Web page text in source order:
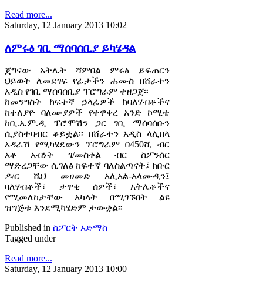
Read more...
Saturday, 12 January 2013 10:02
ለምሩፅ ገቢ ማሰባሰቢያ ይካሄዳል
ጀግናው አትሌት ሻምበል ምሩፅ ይፍጠርን
ህይወት ለመደገፍ የፊታችን ሐሙስ በሸራተን
አዲስ የገቢ ማሰባሰቢያ ፕሮግራም ተዘጋጀ፡፡
ከመንግስት ከፍተኛ ኃላፊዎች ከባለሃብቶችና
ከተለያዮ ባለሙያዎች የተዋቀረ አንድ ኮሚቴ
ከቢ.ኤም.ዲ ፕሮሞሽን ጋር ገቢ ማሰባሰቡን
ሲያስተባብር ቆይቷል፡፡ በሸራተን አዲስ ላሊበላ
አዳራሽ የሚካሄደውን ፕሮግራም በ450ሺ ብር
አቶ አብነት ገ/መስቀል ብር ስፖንሰር
ማድረጋቸው ሲገለፅ ከፍተኛ ባለስልጣናት፤ ክቡር
ዶ/ር ሼህ መሀመድ አሊአል-አላሙዲን፤
ባለሃብቶች፣ ታዋቂ ሰዎች፣ አትሌቶችና
የሚመለከታቸው አካላት በሚገኙበት ልዩ
ዝግጅቱ እንደሚካሄድም ታውቋል፡፡
Published in ስፖርት አድማስ
Tagged under
Read more...
Saturday, 12 January 2013 10:00